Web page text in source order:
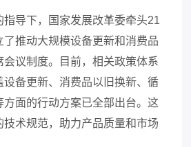
指导下，国家发展改革委牵头21
了推动大规模设备更新和消费品
会议制度。目前，相关政策体系
设备更新、消费品以旧换新、循
面的行动方案已全部出台。这
技术规范，助力产品质量和市场